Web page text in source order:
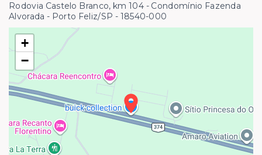
Rodovia Castelo Branco, km 104 - Condomínio Fazenda
Alvorada - Porto Feliz/SP - 18540-000
+
−